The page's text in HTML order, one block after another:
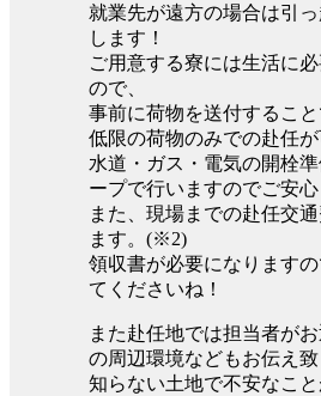
就業先が遠方の場合は引
します！
ご用意する寮には生活に
ので、
事前に荷物を送付するこ
低限の荷物のみでの赴任が
水道・ガス・電気の開栓
ープで行いますのでご安心
また、現場までの赴任交
ます。(※2)
領収書が必要になります
てくださいね！
また赴任地では担当者が
の周辺環境などもお伝え致
知らない土地で不安なこ